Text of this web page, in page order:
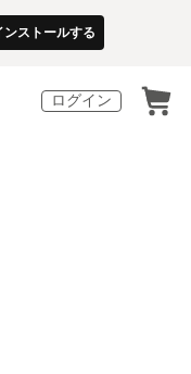
ンストールする
ログイン